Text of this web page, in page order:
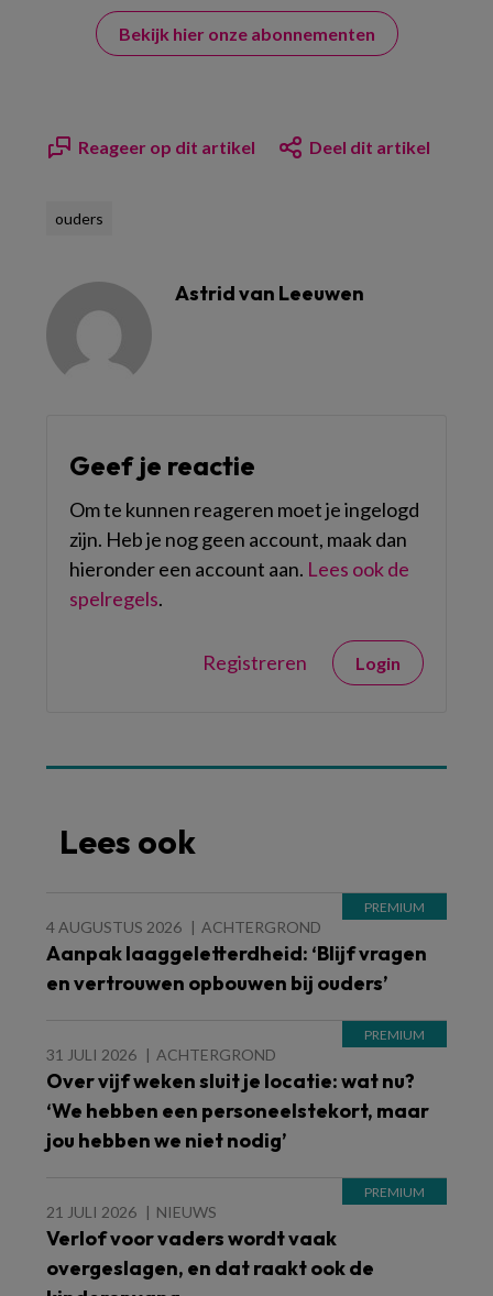
Bekijk hier onze abonnementen
Reageer op dit artikel Deel dit artikel
ouders
Astrid van Leeuwen
Geef je reactie
Om te kunnen reageren moet je ingelogd
zijn. Heb je nog geen account, maak dan
hieronder een account aan. Lees ook de
spelregels.
Registreren Login
Lees ook
4 AUGUSTUS 2026 ACHTERGROND
Aanpak laaggeletterdheid: ‘Blijf vragen
en vertrouwen opbouwen bij ouders’
31 JULI 2026 ACHTERGROND
Over vijf weken sluit je locatie: wat nu?
‘We hebben een personeelstekort, maar
jou hebben we niet nodig’
21 JULI 2026 NIEUWS
Verlof voor vaders wordt vaak
overgeslagen, en dat raakt ook de